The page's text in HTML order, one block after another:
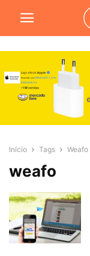
Início Tags Weafo
weafo